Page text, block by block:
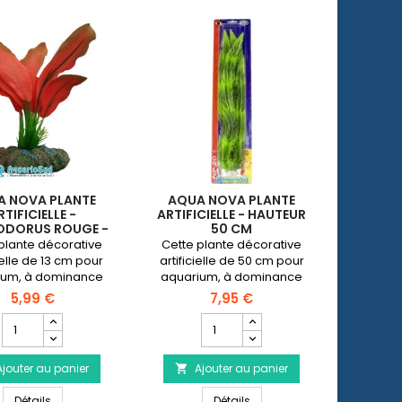
NOVA PLANTE
-
ROUGE -
13 CM
décorative
de 13 cm pour
à dominance
donnera de la
votre aquarium
douce.
5,99 €
quantité
du
produit
AQUA
au panier
AQUA NOVA PLANTE
ARTIFICIELLE - HAUTEUR
50 CM
Cette plante décorative
artificielle de 50 cm pour
aquarium, à dominance
verte donnera de la couleur
à votre aquarium d'eau
douce.
7,95 €
quantité
du
produit
AQUA
 Ajouter au panier